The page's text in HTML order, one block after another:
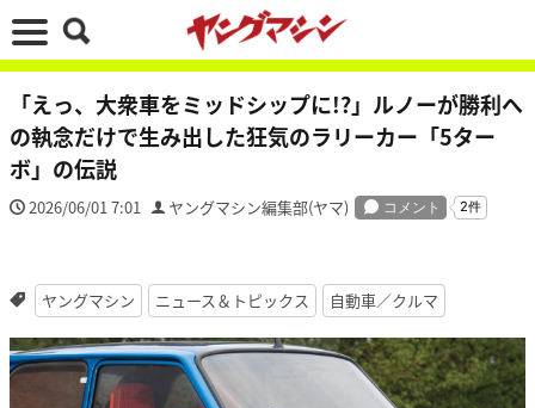
「えっ、大衆車をミッドシップに!?」ルノーが勝利へ
の執念だけで生み出した狂気のラリーカー「5ター
ボ」の伝説
2026/06/01 7:01 ヤングマシン編集部(ヤマ)
ヤングマシン ニュース＆トピックス 自動車／クルマ